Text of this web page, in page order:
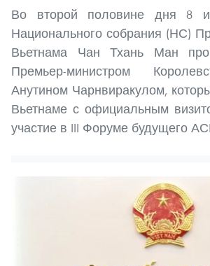
Во второй половине дня 8
Национального собрания (НС)
Вьетнама Чан Тхань Ман
Премьер-министром
Анутином Чарнвиракулом,
Вьетнаме с официальным
участие в III Форуме будущего